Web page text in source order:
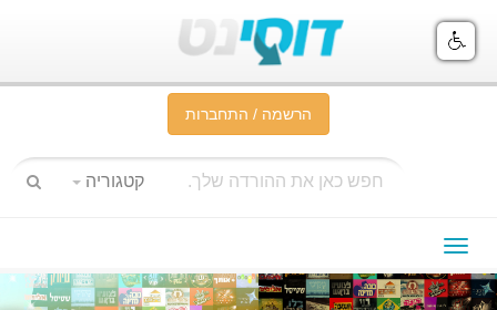
הרשמה / התחברות
קטגוריה
תפריט
ניווט